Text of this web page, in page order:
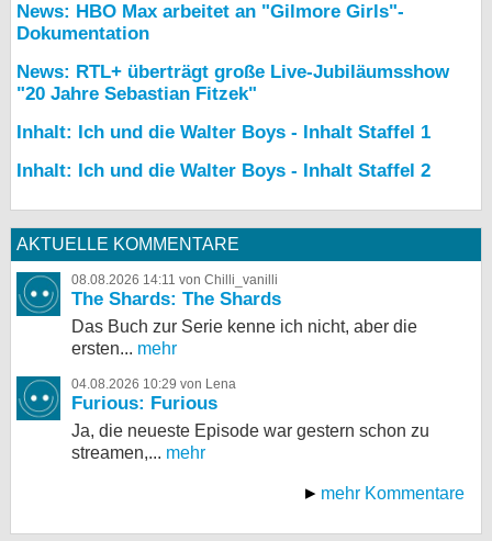
News: HBO Max arbeitet an "Gilmore Girls"-
Dokumentation
News: RTL+ überträgt große Live-Jubiläumsshow
"20 Jahre Sebastian Fitzek"
Inhalt: Ich und die Walter Boys - Inhalt Staffel 1
Inhalt: Ich und die Walter Boys - Inhalt Staffel 2
AKTUELLE KOMMENTARE
08.08.2026 14:11 von Chilli_vanilli
The Shards: The Shards
Das Buch zur Serie kenne ich nicht, aber die
ersten... mehr
04.08.2026 10:29 von Lena
Furious: Furious
Ja, die neueste Episode war gestern schon zu
streamen,... mehr
mehr Kommentare